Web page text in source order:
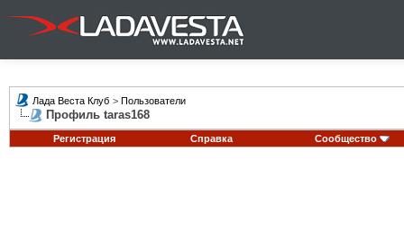
Лада Веста Клуб > Пользователи
Профиль taras168
Регистрация Справка Сообщество